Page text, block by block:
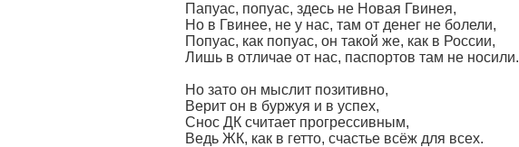
Папуас, попуас, здесь не Новая Гвинея,
Но в Гвинее, не у нас, там от денег не болели,
Попуас, как попуас, он такой же, как в России,
Лишь в отличае от нас, паспортов там не носили.
Но зато он мыслит позитивно,
Верит он в буржуя и в успех,
Снос ДК считает прогрессивным,
Ведь ЖК, как в гетто, счастье всëж для всех.